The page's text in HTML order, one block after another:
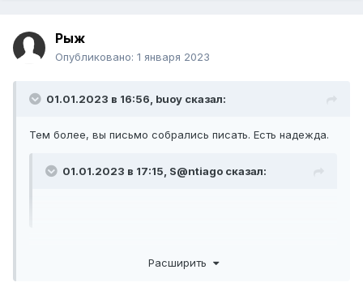
Рыж
Опубликовано: 1 января 2023
01.01.2023 в 16:56, buoy сказал:
Тем более, вы письмо собрались писать. Есть надежда.
01.01.2023 в 17:15, S@ntiago сказал:
Расширить